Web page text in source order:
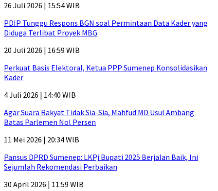
26 Juli 2026 | 15:54 WIB
PDIP Tunggu Respons BGN soal Permintaan Data Kader yang
Diduga Terlibat Proyek MBG
20 Juli 2026 | 16:59 WIB
Perkuat Basis Elektoral, Ketua PPP Sumenep Konsolidasikan
Kader
4 Juli 2026 | 14:40 WIB
Agar Suara Rakyat Tidak Sia-Sia, Mahfud MD Usul Ambang
Batas Parlemen Nol Persen
11 Mei 2026 | 20:34 WIB
Pansus DPRD Sumenep: LKPj Bupati 2025 Berjalan Baik, Ini
Sejumlah Rekomendasi Perbaikan
30 April 2026 | 11:59 WIB